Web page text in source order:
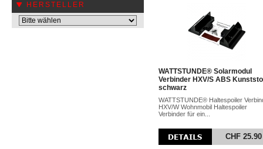
HERSTELLER
WATTSTUNDE® Solarmodul
Verbinder HXV/S ABS
schwarz
WATTSTUNDE® Haltespoiler
HXV/W Wohnmobil Haltespoiler
Verbinder für ein...
CHF 25.90